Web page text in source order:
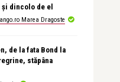
și dincolo de el
Marea Dragoste
de la fata Bond la
stăpâna